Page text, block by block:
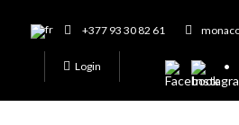
+377 93 30 82 61
Login